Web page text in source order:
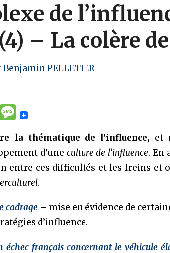
de
– La colère
Benjamin PELLETIER
Message
la thématique de l’influence, et
d’une culture de l’influence. En
entre ces difficultés et les freins et
.
cadrage– mise en évidence de
d’influence.
échec français concernant le véhicule